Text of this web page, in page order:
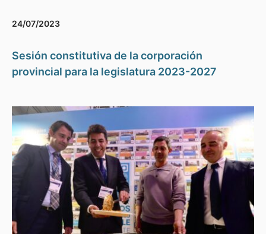
24/07/2023
Sesión constitutiva de la corporación
provincial para la legislatura 2023-2027